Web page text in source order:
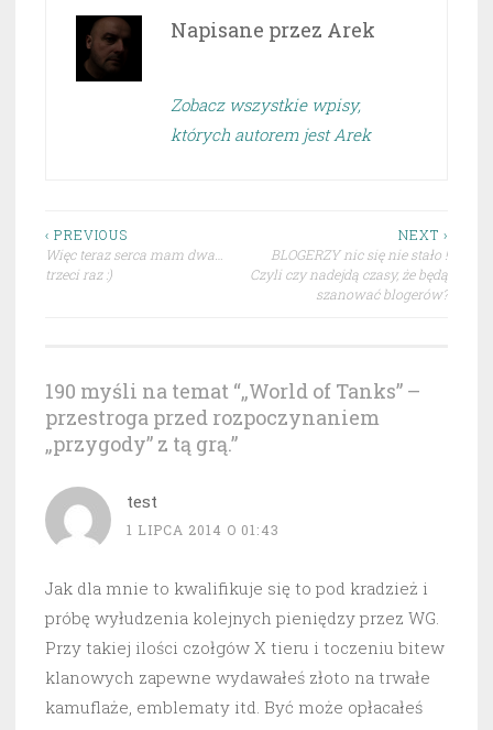
Napisane przez Arek
Zobacz wszystkie wpisy,
których autorem jest Arek
Nawigacja
wpisu
‹ PREVIOUS
Więc teraz serca mam dwa…
trzeci raz :)
NEXT ›
BLOGERZY nic się nie stało !
Czyli czy nadejdą czasy, że będą
szanować blogerów?
190 myśli na temat “„World of Tanks” –
przestroga przed rozpoczynaniem
„przygody” z tą grą.”
test
1 LIPCA 2014 O 01:43
Jak dla mnie to kwalifikuje się to pod kradzież i
próbę wyłudzenia kolejnych pieniędzy przez WG.
Przy takiej ilości czołgów X tieru i toczeniu bitew
klanowych zapewne wydawałeś złoto na trwałe
kamuflaże, emblematy itd. Być może opłacałeś